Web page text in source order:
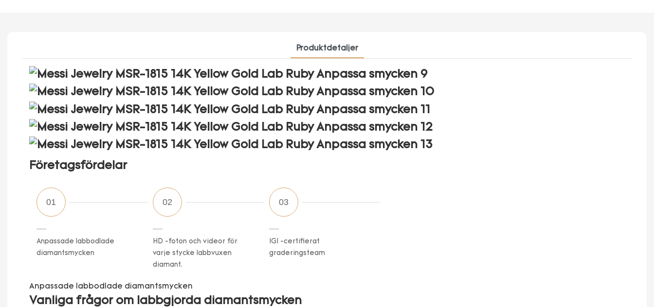
Produktdetaljer
Företagsfördelar
Anpassade labbodlade
diamantsmycken
HD -foton och videor för
varje stycke labbvuxen
diamant.
IGI -certifierat
graderingsteam
Anpassade labbodlade diamantsmycken
Vanliga frågor om labbgjorda diamantsmycken